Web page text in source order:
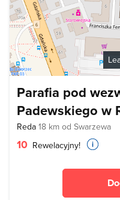
Parafia pod
Padewskiego w
Reda 18 km od Swarzewa
10 Rewelacyjny!